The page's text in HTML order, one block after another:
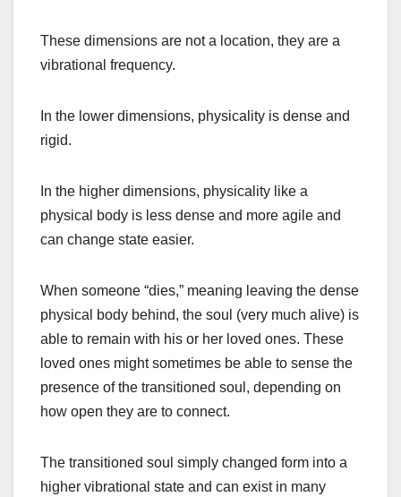
These dimensions are not a location, they are a
vibrational frequency.
In the lower dimensions, physicality is dense and
rigid.
In the higher dimensions, physicality like a
physical body is less dense and more agile and
can change state easier.
When someone “dies,” meaning leaving the dense
physical body behind, the soul (very much alive) is
able to remain with his or her loved ones. These
loved ones might sometimes be able to sense the
presence of the transitioned soul, depending on
how open they are to connect.
The transitioned soul simply changed form into a
higher vibrational state and can exist in many